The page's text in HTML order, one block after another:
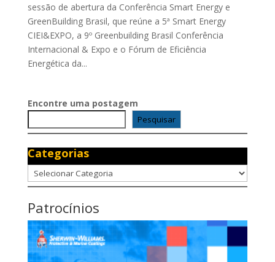
sessão de abertura da Conferência Smart Energy e
GreenBuilding Brasil, que reúne a 5ª Smart Energy
CIEI&EXPO, a 9º Greenbuilding Brasil Conferência
Internacional & Expo e o Fórum de Eficiência
Energética da...
Encontre uma postagem
Pesquisar
Categorias
Categorias
Patrocínios